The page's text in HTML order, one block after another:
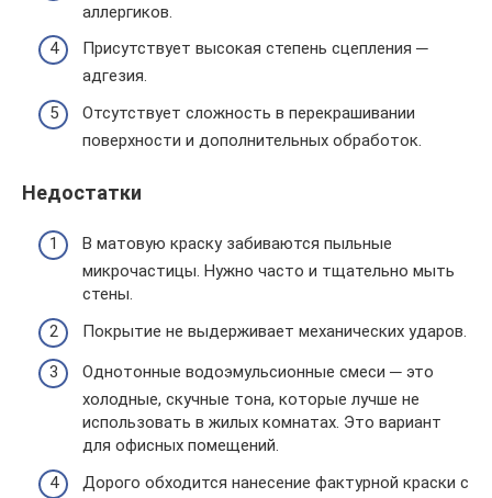
аллергиков.
Присутствует высокая степень сцепления ─
адгезия.
Отсутствует сложность в перекрашивании
поверхности и дополнительных обработок.
Недостатки
В матовую краску забиваются пыльные
микрочастицы. Нужно часто и тщательно мыть
стены.
Покрытие не выдерживает механических ударов.
Однотонные водоэмульсионные смеси ─ это
холодные, скучные тона, которые лучше не
использовать в жилых комнатах. Это вариант
для офисных помещений.
Дорого обходится нанесение фактурной краски с